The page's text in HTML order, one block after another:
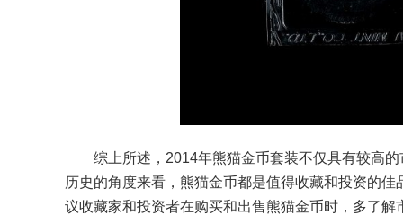
综上所述，2014年熊猫金币套装不仅具有较高
历史的角度来看，熊猫金币都是值得收藏和投资的
议收藏家和投资者在购买和出售熊猫金币时，多了